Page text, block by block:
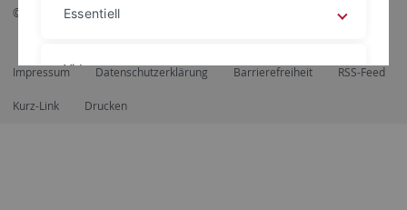
© 2026 Eberhard Karls Universität Tübingen, Tübingen
Impressum Datenschutzerklärung Barrierefreiheit RSS-Feed
Kurz-Link Drucken
Essentiell
Videos